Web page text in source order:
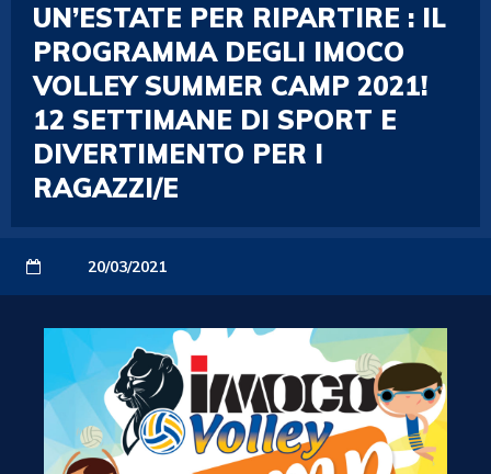
UN’ESTATE PER RIPARTIRE : IL
PROGRAMMA DEGLI IMOCO
VOLLEY SUMMER CAMP 2021!
12 SETTIMANE DI SPORT E
DIVERTIMENTO PER I
RAGAZZI/E
20/03/2021